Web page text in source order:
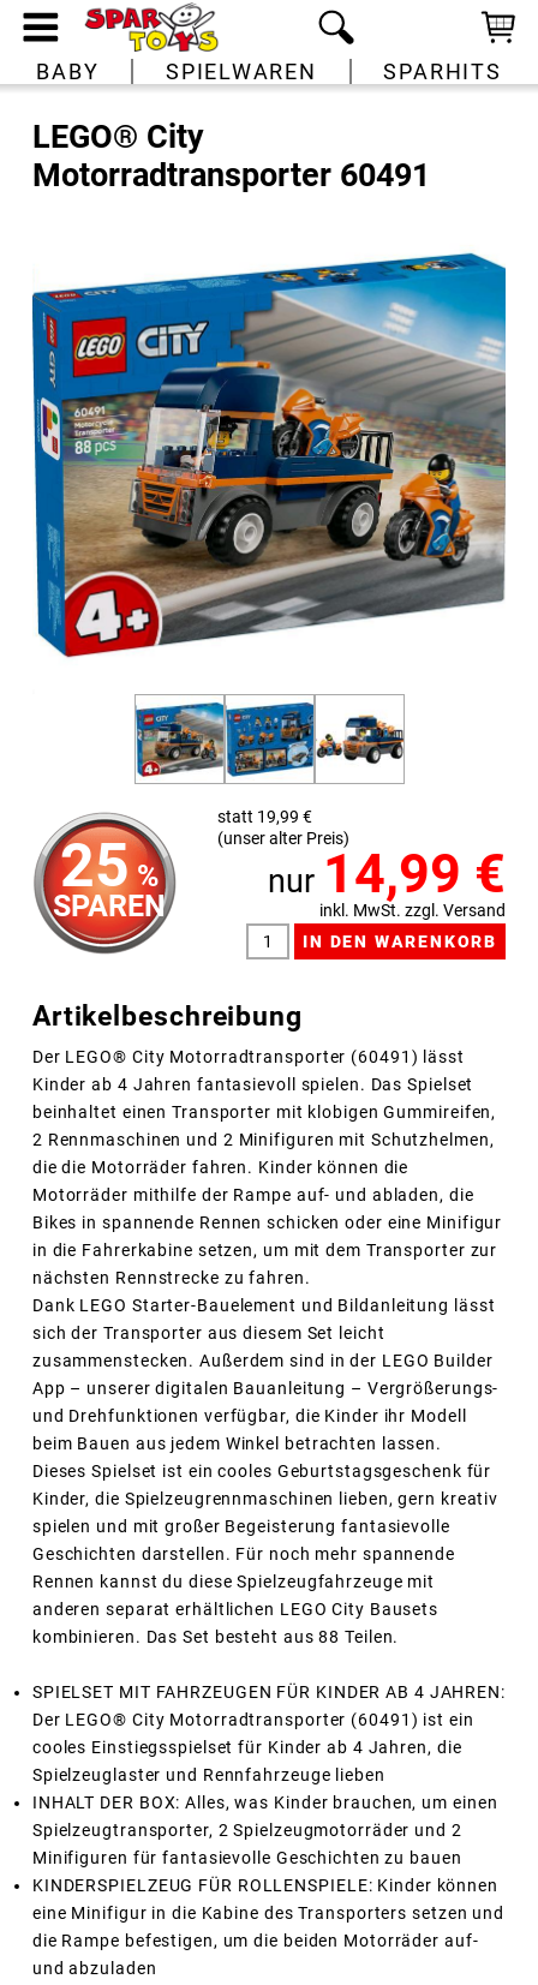
BABY SPIELWAREN SPARHITS
LEGO® City
Motorradtransporter 60491
25 %
SPAREN
statt 19,99 €
(unser alter Preis)
nur 14,99 €
inkl. MwSt. zzgl. Versand
Artikelbeschreibung
Der LEGO® City Motorradtransporter (60491) lässt
Kinder ab 4 Jahren fantasievoll spielen. Das Spielset
beinhaltet einen Transporter mit klobigen Gummireifen,
2 Rennmaschinen und 2 Minifiguren mit Schutzhelmen,
die die Motorräder fahren. Kinder können die
Motorräder mithilfe der Rampe auf- und abladen, die
Bikes in spannende Rennen schicken oder eine Minifigur
in die Fahrerkabine setzen, um mit dem Transporter zur
nächsten Rennstrecke zu fahren.
Dank LEGO Starter-Bauelement und Bildanleitung lässt
sich der Transporter aus diesem Set leicht
zusammenstecken. Außerdem sind in der LEGO Builder
App – unserer digitalen Bauanleitung – Vergrößerungs-
und Drehfunktionen verfügbar, die Kinder ihr Modell
beim Bauen aus jedem Winkel betrachten lassen.
Dieses Spielset ist ein cooles Geburtstagsgeschenk für
Kinder, die Spielzeugrennmaschinen lieben, gern kreativ
spielen und mit großer Begeisterung fantasievolle
Geschichten darstellen. Für noch mehr spannende
Rennen kannst du diese Spielzeugfahrzeuge mit
anderen separat erhältlichen LEGO City Bausets
kombinieren. Das Set besteht aus 88 Teilen.
SPIELSET MIT FAHRZEUGEN FÜR KINDER AB 4 JAHREN:
Der LEGO® City Motorradtransporter (60491) ist ein
cooles Einstiegsspielset für Kinder ab 4 Jahren, die
Spielzeuglaster und Rennfahrzeuge lieben
INHALT DER BOX: Alles, was Kinder brauchen, um einen
Spielzeugtransporter, 2 Spielzeugmotorräder und 2
Minifiguren für fantasievolle Geschichten zu bauen
KINDERSPIELZEUG FÜR ROLLENSPIELE: Kinder können
eine Minifigur in die Kabine des Transporters setzen und
die Rampe befestigen, um die beiden Motorräder auf-
und abzuladen